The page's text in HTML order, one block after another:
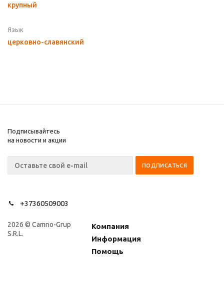
крупный
Язык
церковно-славянский
Подписывайтесь
на новости и акции
+37360509003
2026 © Camno-Grup
S.R.L.
Компания
Информация
Помощь